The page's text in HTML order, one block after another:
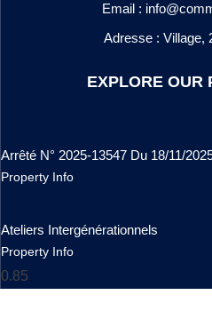
Email :
Adresse : Village,
EXPLORE OUR
Arrêté N° 2025-13547 Du 18/11/
Property Info
Ateliers Intergénérationnels
Property Info